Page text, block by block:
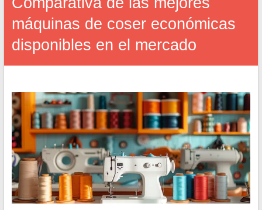
máquinas de coser económicas
disponibles en el mercado